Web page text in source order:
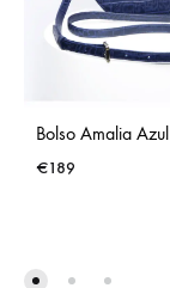
Bolso Amalia Azul
€189